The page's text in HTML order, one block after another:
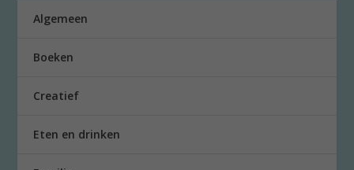
Algemeen
Boeken
Creatief
Eten en drinken